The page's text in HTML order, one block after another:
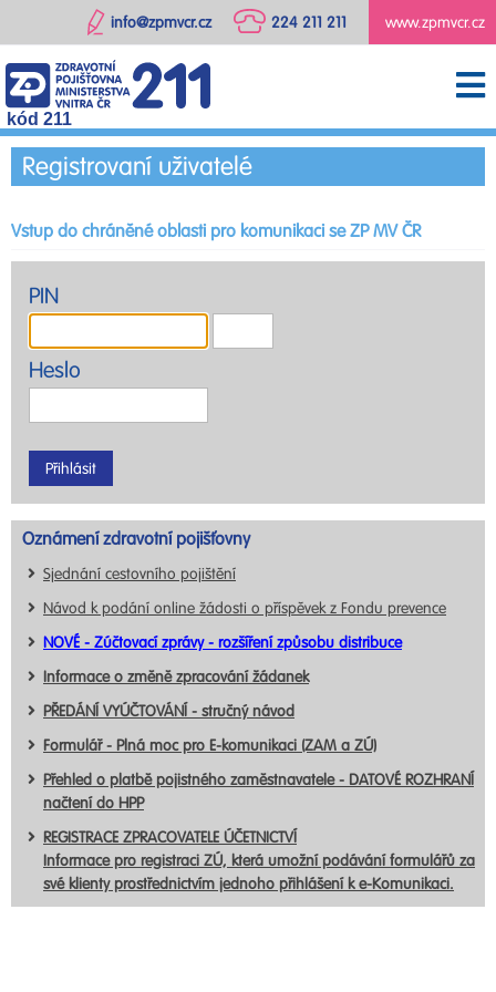
www.zpmvcr.cz
224 211 211
info@zpmvcr.cz
kód 211
Registrovaní uživatelé
Vstup do chráněné oblasti pro komunikaci se ZP MV ČR
PIN
Heslo
Oznámení zdravotní pojišťovny
Sjednání cestovního pojištění
Návod k podání online žádosti o příspěvek z Fondu prevence
NOVÉ - Zúčtovací zprávy - rozšíření způsobu distribuce
Informace o změně zpracování žádanek
PŘEDÁNÍ VYÚČTOVÁNÍ - stručný návod
Formulář - Plná moc pro E-komunikaci (ZAM a ZÚ)
Přehled o platbě pojistného zaměstnavatele - DATOVÉ ROZHRANÍ
načtení do HPP
REGISTRACE ZPRACOVATELE ÚČETNICTVÍ
Informace pro registraci ZÚ, která umožní podávání formulářů za
své klienty prostřednictvím jednoho přihlášení k e-Komunikaci.